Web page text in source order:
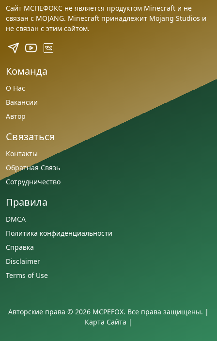
Сайт МСПЕФОКС не является продуктом Minecraft и не
связан с MOJANG. Minecraft принадлежит Mojang Studios и
не связан с этим сайтом.
Команда
О Нас
Вакансии
Автор
Связаться
Контакты
Обратная Связь
Сотрудничество
Правила
DMCA
Политика конфиденциальности
Справка
Disclaimer
Terms of Use
Авторские права © 2026 MCPEFOX. Все права защищены. |
Карта Сайта |